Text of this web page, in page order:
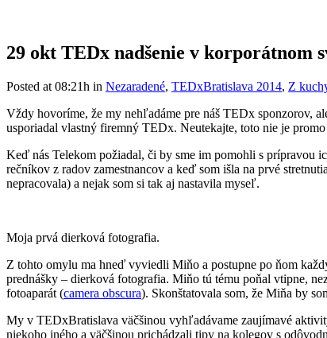
29 okt TEDx nadšenie v korporátnom
Posted at 08:21h in Nezaradené, TEDxBratislava 2014, Z
Vždy hovoríme, že my nehľadáme pre náš TEDx sponzorov,
usporiadal vlastný firemný TEDx. Neutekajte, toto nie je
Keď nás Telekom požiadal, či by sme im pomohli s prípravou
rečníkov z radov zamestnancov a keď som išla na prvé
nepracovala) a nejak som si tak aj nastavila myseľ.
Moja prvá dierková fotografia.
Z tohto omylu ma hneď vyviedli Miňo a postupne po ňom
prednášky – dierková fotografia. Miňo tú tému poňal vtipne,
fotoaparát (camera obscura). Skonštatovala som, že Miňa by
My v TEDxBratislava väčšinou vyhľadávame zaujímavé
niekoho iného a väčšinou prichádzali tipy na kolegov s